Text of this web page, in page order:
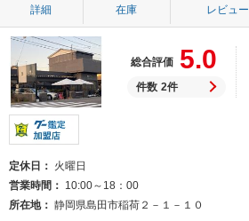
詳細 在庫 レビュー
総合評価 5.0
件数 2件
定休日
火曜日
営業時間
10:00～18：00
所在地
静岡県島田市稲荷２－１－１０